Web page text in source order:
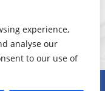
experience,
analyse our
to our use of
réalisé parl’agence de